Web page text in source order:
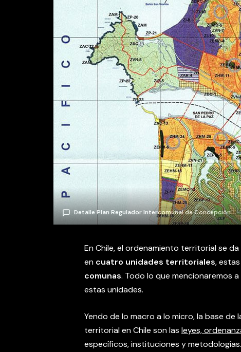
Detalle Plan Regulador Intercomunal de Concepción
En Chile, el ordenamiento territorial se
en cuatro unidades territoriales,
comunas. Todo lo que mencionaremos
estas unidades.
Yendo de lo macro a lo micro, la base
territorial en Chile son las leyes,
específicos, instituciones y